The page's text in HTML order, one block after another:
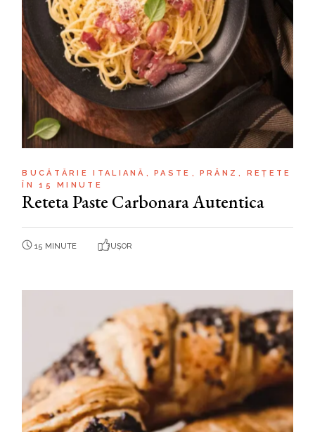
BUCĂTĂRIE ITALIANĂ PASTE PRÂNZ
REȚETE
ÎN 15 MINUTE
Reteta Paste Carbonara Autentica
15 MINUTE UȘOR